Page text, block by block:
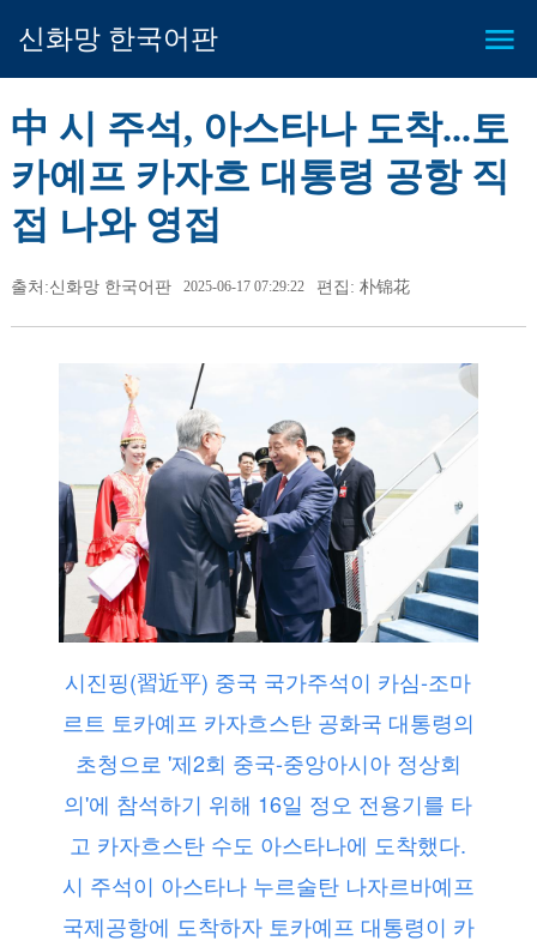
신화망 한국어판
中 시 주석, 아스타나 도착...토
카예프 카자흐 대통령 공항 직
접 나와 영접
출처:신화망 한국어판 2025-06-17 07:29:22 편집: 朴锦花
시진핑(習近平) 중국 국가주석이 카심-조마
르트 토카예프 카자흐스탄 공화국 대통령의
초청으로 '제2회 중국-중앙아시아 정상회
의'에 참석하기 위해 16일 정오 전용기를 타
고 카자흐스탄 수도 아스타나에 도착했다.
시 주석이 아스타나 누르술탄 나자르바예프
국제공항에 도착하자 토카예프 대통령이 카